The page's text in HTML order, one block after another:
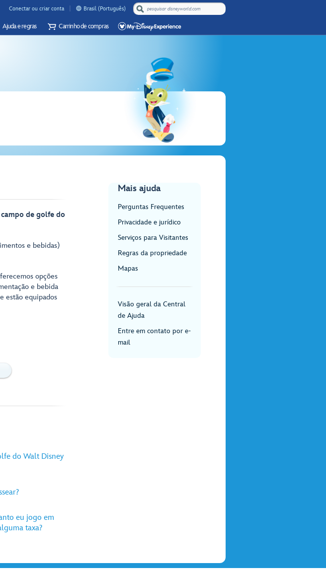
Conectar ou criar conta Brasil (Português)
Ajuda e regras Carrinho de compras
de golfe do
e bebidas)
opções
e bebida
estão equipados
do Walt Disney
eu jogo em
taxa?
Mais ajuda
Perguntas Frequentes
Privacidade e jurídico
Serviços para Visitantes
Regras da propriedade
Mapas
Visão geral da Central
de Ajuda
Entre em contato por e-
mail